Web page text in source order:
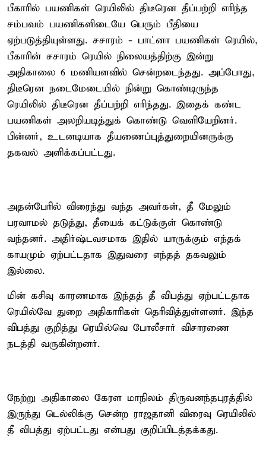
பீகாரில் பயணிகள் ரெயிலில் திடீரென தீப்பற்றி எரிந்த
சம்பவம் பயணிகளிடையே பெரும் பீதியை
ஏற்படுத்தியுள்ளது. சசாரம் - பாட்னா பயணிகள் ரெயில்,
பீகாரின் சசாரம் ரெயில் நிலையத்திற்கு இன்று
அதிகாலை 6 மணியளவில் சென்றடைந்தது. அப்போது,
திடீரென நடைமேடையில் நின்று கொண்டிருந்த
ரெயிலில் திடீரென தீப்பற்றி எரிந்தது. இதைக் கண்ட
பயணிகள் அலறியடித்துக் கொண்டு வெளியேறினர்.
பின்னர், உடனடியாக தீயணைப்புத்துறையினருக்கு
தகவல் அளிக்கப்பட்டது.
அதன்பேரில் விரைந்து வந்த அவர்கள், தீ மேலும்
பரவாமல் தடுத்து, தீயைக் கட்டுக்குள் கொண்டு
வந்தனர். அதிர்ஷ்டவசமாக இதில் யாருக்கும் எந்தக்
காயமும் ஏற்பட்டதாக இதுவரை எந்தத் தகவலும்
இல்லை.
மின் கசிவு காரணமாக இந்தத் தீ விபத்து ஏற்பட்டதாக
ரெயில்வே துறை அதிகாரிகள் தெரிவித்துள்ளனர். இந்த
விபத்து குறித்து ரெயில்வெ போலீசார் விசாரணை
நடத்தி வருகின்றனர்.
நேற்று அதிகாலை கேரள மாநிலம் திருவனந்தபுரத்தில்
இருந்து டெல்லிக்கு சென்ற ராஜதானி விரைவு ரெயிலில்
தீ விபத்து ஏற்பட்டது என்பது குறிப்பிடத்தக்கது.